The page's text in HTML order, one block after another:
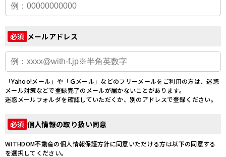
必須 メールアドレス
「Yahoo!メール」や「Ｇメール」などのフリーメールをご利用の方は、迷惑
メール対策などで登録完了のメールが届かないことがあります。
迷惑メールフォルダを確認していただくか、別のアドレスで登録ください。
必須 個人情報の取り扱い同意
WITHDOM不動産の個人情報保護方針に同意いただける方は以下の同意する
を選択してください。